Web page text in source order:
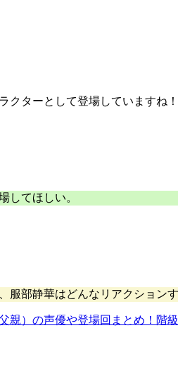
クターとして登場していますね！
してほしい。
部静華はどんなリアクションす
親）の声優や登場回まとめ！階